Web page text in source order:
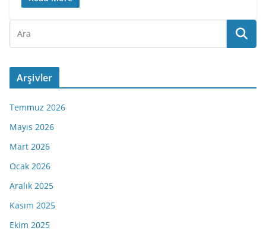
Arşivler
Temmuz 2026
Mayıs 2026
Mart 2026
Ocak 2026
Aralık 2025
Kasım 2025
Ekim 2025